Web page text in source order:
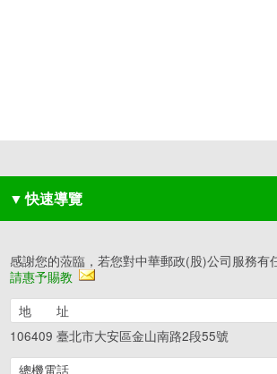
▼ 快速導覽
感謝您的蒞臨，若您對中華郵政(股)公司服務有
請惠予賜教
地 址
106409 臺北市大安區金山南路2段55號
總機電話